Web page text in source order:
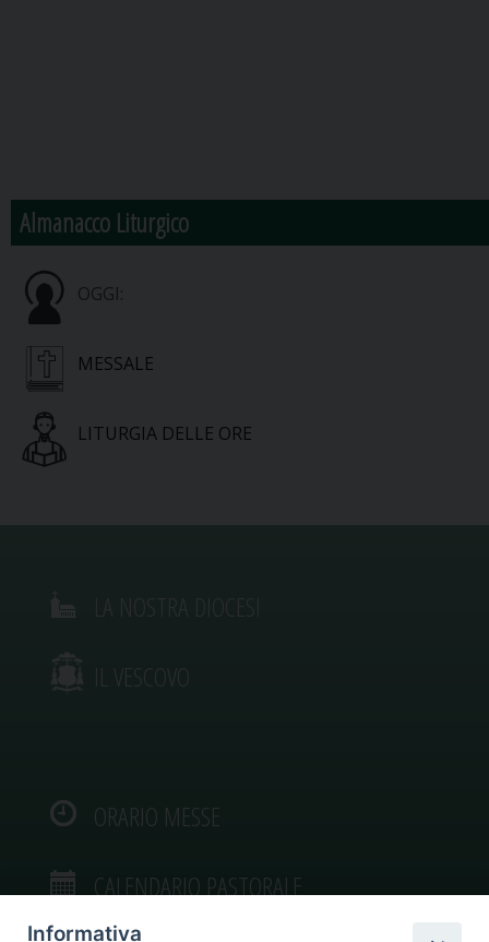
Almanacco Liturgico
OGGI:
MESSALE
LITURGIA DELLE ORE
IL VESCOVO
ORARIO MESSE
CALENDARIO PASTORALE
Informativa